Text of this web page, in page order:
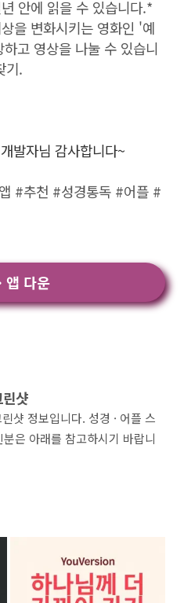
안에 읽을 수 있습니다.*
을 변화시키는 영화인 '예
고 영상을 나눌 수 있습니
기.
발자님 감사합니다~
#추천 #성경통독 #어플 #
앱 다운
샷
샷 정보입니다. 성경 · 어플 스
은 아래를 참고하시기 바랍니